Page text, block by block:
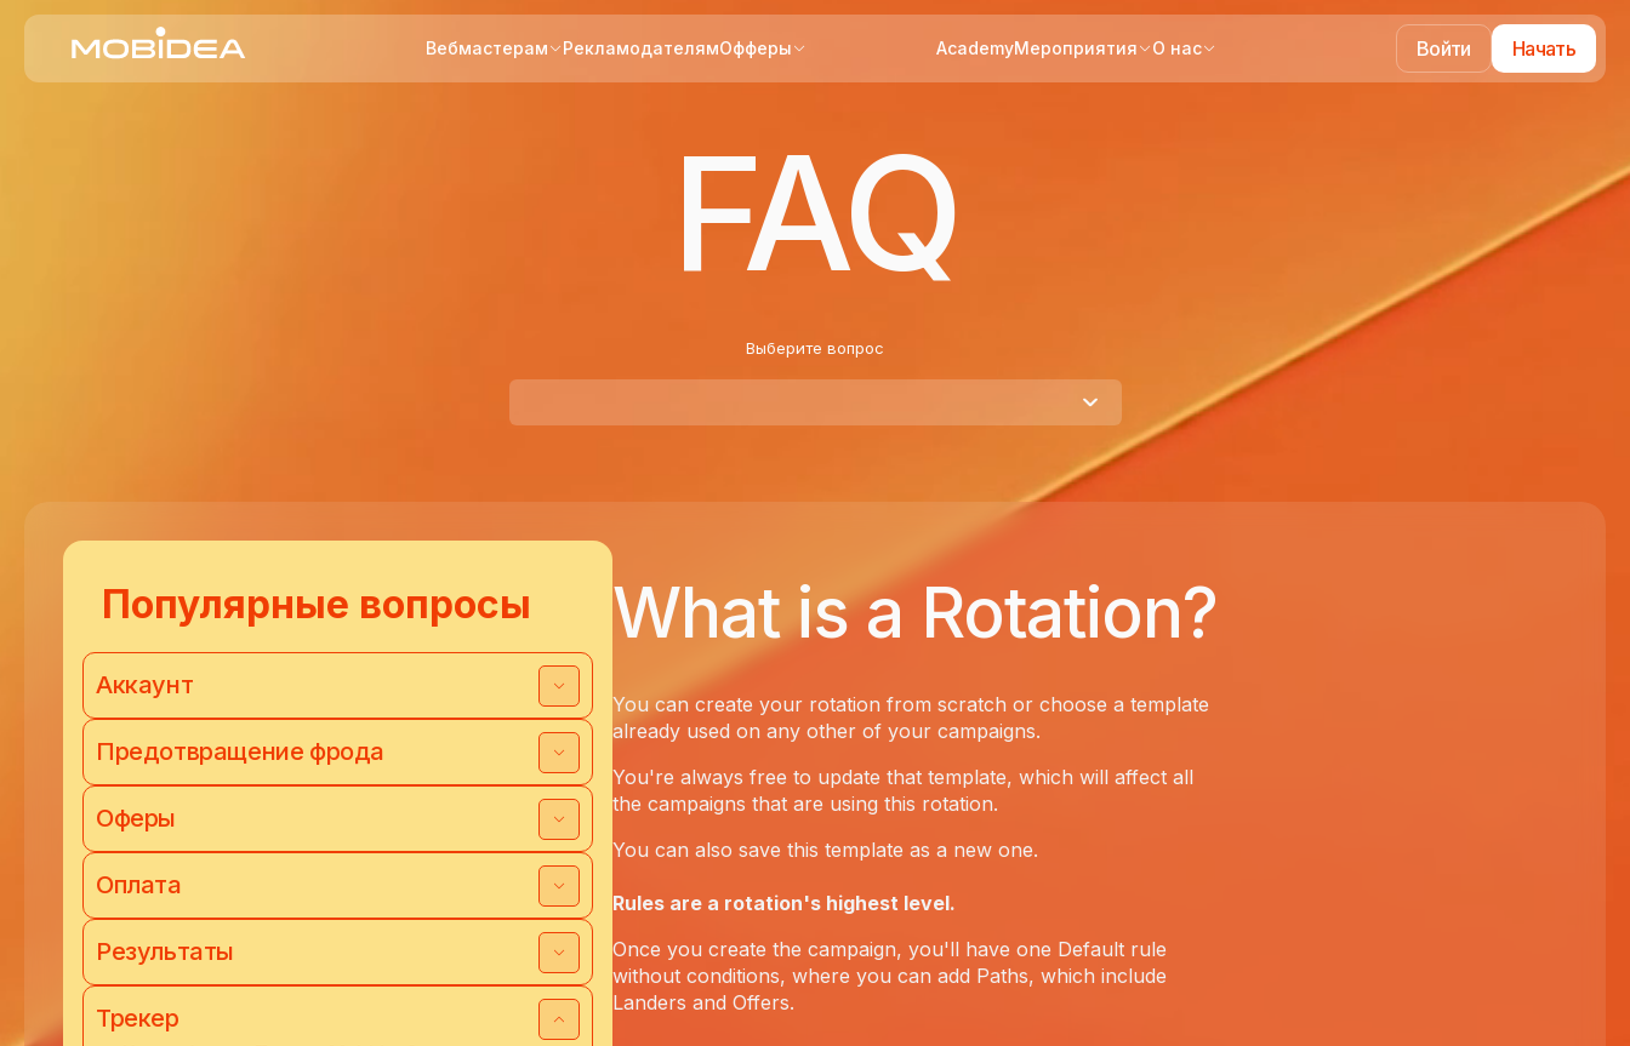
Вебмастерам РекламодателямОфферы AcademyМероприятия О нас Войти Начать
FAQ
Выберите вопрос
Популярные вопросы
Аккаунт
Предотвращение фрода
Оферы
Оплата
Результаты
Трекер
What is a Rotation?
You can create your rotation from scratch or choose a template
already used on any other of your campaigns.
You're always free to update that template, which will affect all
the campaigns that are using this rotation.
You can also save this template as a new one.
Rules are a rotation's highest level.
Once you create the campaign, you'll have one Default rule
without conditions, where you can add Paths, which include
Landers and Offers.